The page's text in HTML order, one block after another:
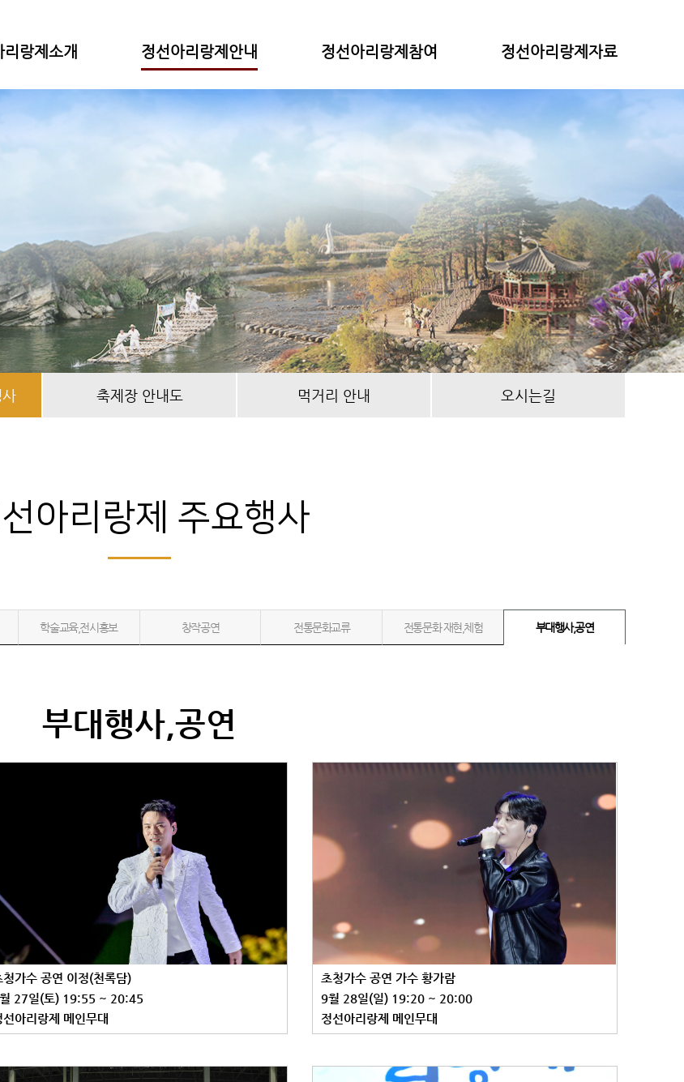
리랑제소개 정선아리랑제안내 정선아리랑제참여 정선아리랑제자료
축제장 안내도 먹거리 안내 오시는길
아리랑제 주요행사
학술교육,전시홍보 창작공연 전통문화교류 전통문화 재현,체험 부대행사,공연
부대행사,공연
청가수 공연 이정(천록담)
27일(토) 19:55 ~ 20:45
선아리랑제 메인무대
초청가수 공연 가수 황가람
9월 28일(일) 19:20 ~ 20:00
정선아리랑제 메인무대